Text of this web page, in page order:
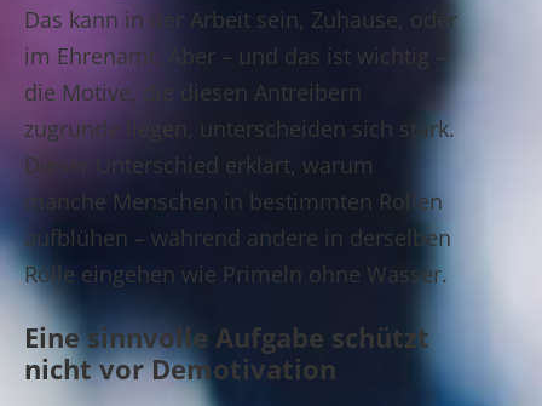
Das kann in der Arbeit sein, Zuhause, oder
im Ehrenamt. Aber – und das ist wichtig –
die Motive, die diesen Antreibern
zugrunde liegen, unterscheiden sich stark.
Dieser Unterschied erklärt, warum
manche Menschen in bestimmten Rollen
aufblühen – während andere in derselben
Rolle eingehen wie Primeln ohne Wasser.
Eine sinnvolle Aufgabe schützt
nicht vor Demotivation